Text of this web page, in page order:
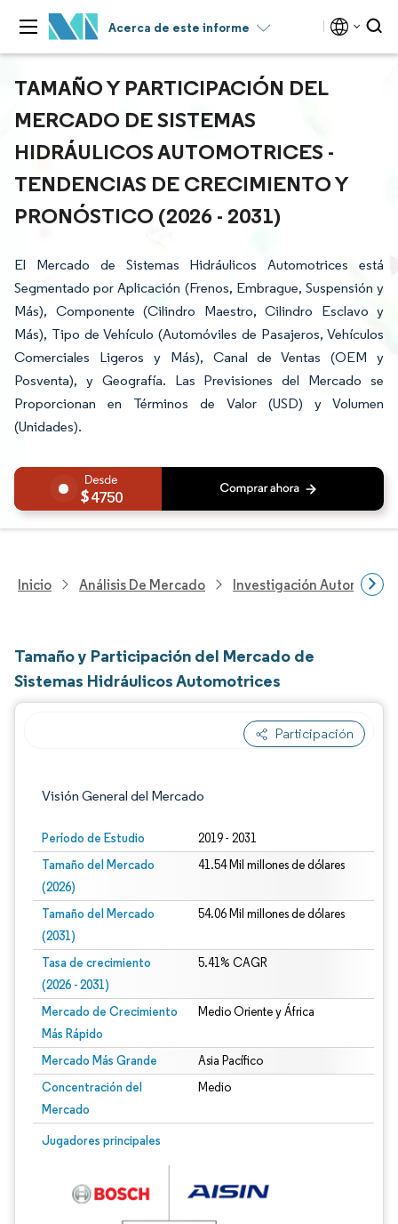
Acerca de este informe
TAMAÑO Y PARTICIPACIÓN DEL
MERCADO DE SISTEMAS
HIDRÁULICOS AUTOMOTRICES -
TENDENCIAS DE CRECIMIENTO Y
PRONÓSTICO (2026 - 2031)
El Mercado de Sistemas Hidráulicos Automotrices está
Segmentado por Aplicación (Frenos, Embrague, Suspensión y
Más), Componente (Cilindro Maestro, Cilindro Esclavo y
Más), Tipo de Vehículo (Automóviles de Pasajeros, Vehículos
Comerciales Ligeros y Más), Canal de Ventas (OEM y
Posventa), y Geografía. Las Previsiones del Mercado se
Proporcionan en Términos de Valor (USD) y Volumen
(Unidades).
4750
Inicio Análisis De Mercado Investigación Automotriz
Tamaño y Participación del Mercado de
Sistemas Hidráulicos Automotrices
Participación
Visión General del Mercado
Período de Estudio 2019 - 2031
Tamaño del Mercado
(2026)
41.54 Mil millones de dólares
Tamaño del Mercado
(2031)
54.06 Mil millones de dólares
Tasa de crecimiento
(2026 - 2031)
5.41% CAGR
Mercado de Crecimiento
Más Rápido
Medio Oriente y África
Mercado Más Grande Asia Pacífico
Concentración del
Mercado
Medio
Jugadores principales
Imagen © Mordor Intelligence. El uso requiere atribución según CC BY 4.0.